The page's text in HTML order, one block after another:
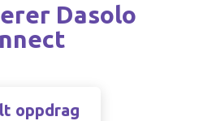
Dasolo
oppdrag